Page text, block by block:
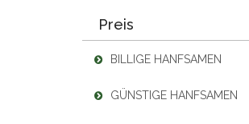
Preis
BILLIGE HANFSAMEN
GÜNSTIGE HANFSAMEN